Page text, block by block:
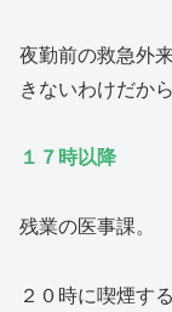
夜勤前の救急外
きないわけだか
１７時以降
残業の医事課。
２０時に喫煙す